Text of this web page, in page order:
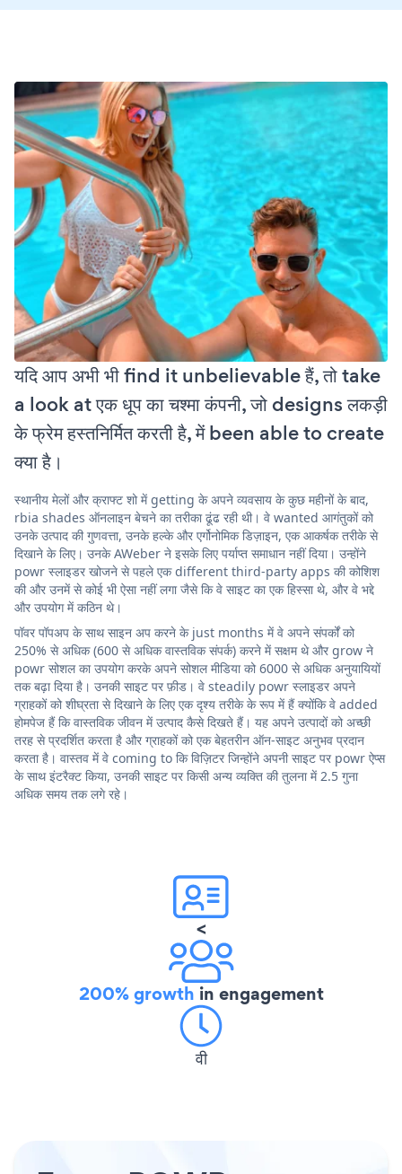
यदि आप अभी भी find it unbelievable हैं, तो take
a look at एक धूप का चश्मा कंपनी, जो designs लकड़ी
के फ्रेम हस्तनिर्मित करती है, में been able to create
क्या है।
स्थानीय मेलों और क्राफ्ट शो में getting के अपने व्यवसाय के कुछ महीनों के बाद,
rbia shades ऑनलाइन बेचने का तरीका ढूंढ रही थी। वे wanted आगंतुकों को
उनके उत्पाद की गुणवत्ता, उनके हल्के और एर्गोनोमिक डिज़ाइन, एक आकर्षक तरीके से
दिखाने के लिए। उनके AWeber ने इसके लिए पर्याप्त समाधान नहीं दिया। उन्होंने
powr स्लाइडर खोजने से पहले एक different third-party apps की कोशिश
की और उनमें से कोई भी ऐसा नहीं लगा जैसे कि वे साइट का एक हिस्सा थे, और वे भद्दे
और उपयोग में कठिन थे।
पॉवर पॉपअप के साथ साइन अप करने के just months में वे अपने संपर्कों को
250% से अधिक (600 से अधिक वास्तविक संपर्क) करने में सक्षम थे और grow ने
powr सोशल का उपयोग करके अपने सोशल मीडिया को 6000 से अधिक अनुयायियों
तक बढ़ा दिया है। उनकी साइट पर फ़ीड। वे steadily powr स्लाइडर अपने
ग्राहकों को शीघ्रता से दिखाने के लिए एक दृश्य तरीके के रूप में हैं क्योंकि वे added
होमपेज हैं कि वास्तविक जीवन में उत्पाद कैसे दिखते हैं। यह अपने उत्पादों को अच्छी
तरह से प्रदर्शित करता है और ग्राहकों को एक बेहतरीन ऑन-साइट अनुभव प्रदान
करता है। वास्तव में वे coming to कि विज़िटर जिन्होंने अपनी साइट पर powr ऐप्स
के साथ इंटरैक्ट किया, उनकी साइट पर किसी अन्य व्यक्ति की तुलना में 2.5 गुना
अधिक समय तक लगे रहे।
<
200% growth in engagement
वी